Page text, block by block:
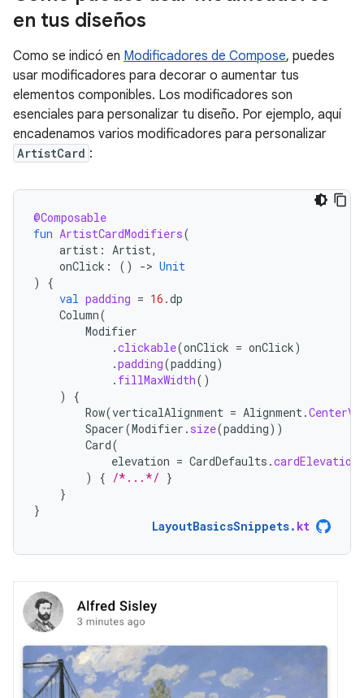
en tus diseños
Como se indicó en Modificadores de Compose, puedes
usar modificadores para decorar o aumentar tus
elementos componibles. Los modificadores son
esenciales para personalizar tu diseño. Por ejemplo, aquí
encadenamos varios modificadores para personalizar
ArtistCard :
@Composable
fun ArtistCardModifiers(
artist : Artist,
onClick : () -> Unit
)
{
val padding = 16.dp
Column(
Modifier
.clickable(onClick = onClick)
.padding(padding)
. fillMaxWidth()
)
{
Row(verticalAlignment = Alignment.
Spacer(Modifier . size(padding))
Card(
elevation = CardDefaults .cardElevation
)
{ /*...*/ }
}
}
LayoutBasicsSnippets. kt